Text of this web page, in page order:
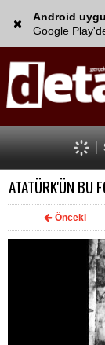
Android
Google
ATATÜRK'ÜN BU
Önceki